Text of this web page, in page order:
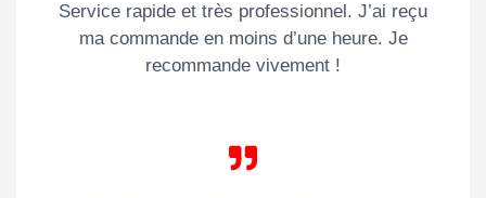
Service rapide et très professionnel. J’ai reçu
ma commande en moins d’une heure. Je
recommande vivement !